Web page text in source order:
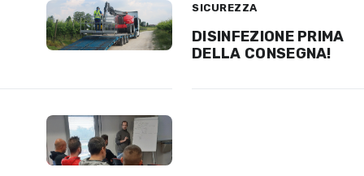
SICUREZZA
DISINFEZIONE PRIMA
DELLA CONSEGNA!